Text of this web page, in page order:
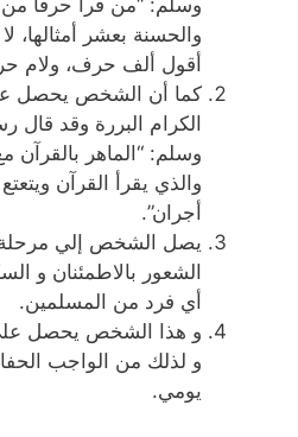
والحسنة بعشر أمثالها،
أقول ألف حرف، ولام
كما أن الشخص يحصل
الكرام البررة وقد قال
وسلم: “الماهر بالقرآن
والذي يقرأ القرآن
أجران”.
يصل الشخص إلي مرحلة
الشعور بالاطمئنان و
أي فرد من المسلمين.
و هذا الشخص يحصل علي
و لذلك من الواجب
يومي.